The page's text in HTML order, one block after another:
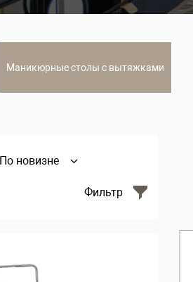
Маникюрные столы с вытяжками
По новизне
Фильтр